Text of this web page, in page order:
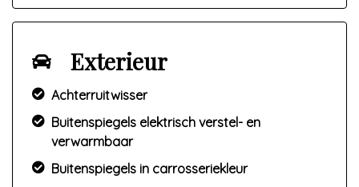
Exterieur
Achterruitwisser
Buitenspiegels elektrisch verstel- en
verwarmbaar
Buitenspiegels in carrosseriekleur